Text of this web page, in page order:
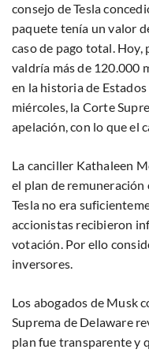
consejo de Tesla
paquete tenía un valor
caso de pago total. Hoy,
valdría más de 120.000
en la historia de
miércoles, la Corte
apelación, con lo que el
La canciller Kathaleen
el plan de remuneración
Tesla no era
accionistas recibieron
votación. Por ello
inversores.
Los abogados de Musk
Suprema de Delaware
plan fue transparente y